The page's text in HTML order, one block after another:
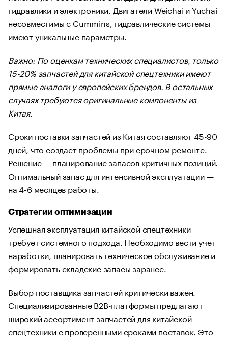
гидравлики и электроники. Двигатели Weichai и Yuchai
несовместимы с Cummins, гидравлические системы
имеют уникальные параметры.
Важно: По оценкам технических специалистов, только
15-20% запчастей для китайской спецтехники имеют
прямые аналоги у европейских брендов. В остальных
случаях требуются оригинальные компоненты из
Китая.
Сроки поставки запчастей из Китая составляют 45-90
дней, что создает проблемы при срочном ремонте.
Решение — планирование запасов критичных позиций.
Оптимальный запас для интенсивной эксплуатации —
на 4-6 месяцев работы.
Стратегии оптимизации
Успешная эксплуатация китайской спецтехники
требует системного подхода. Необходимо вести учет
наработки, планировать техническое обслуживание и
формировать складские запасы заранее.
Выбор поставщика запчастей критически важен.
Специализированные B2B-платформы предлагают
широкий ассортимент запчастей для китайской
спецтехники с проверенными сроками поставок. Это